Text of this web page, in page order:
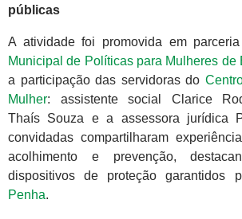
públicas
A atividade foi promovida em
Municipal de Políticas para Mulheres de
a participação das servidoras do
Mulher: assistente social Clarice
Thaís Souza e a assessora jurídica
convidadas compartilharam
acolhimento e prevenção,
dispositivos de proteção garantidos
Penha.